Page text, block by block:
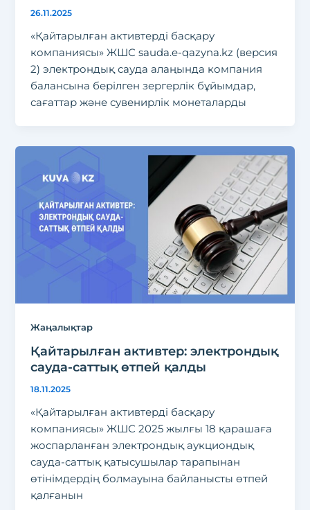
26.11.2025
«Қайтарылған активтерді басқару
компаниясы» ЖШС sauda.e-qazyna.kz (версия
2) электрондық сауда алаңында компания
балансына берілген зергерлік бұйымдар,
сағаттар және сувенирлік монеталарды
Жаңалықтар
Қайтарылған активтер: электрондық
сауда-саттық өтпей қалды
18.11.2025
«Қайтарылған активтерді басқару
компаниясы» ЖШС 2025 жылғы 18 қарашаға
жоспарланған электрондық аукциондық
сауда-саттық қатысушылар тарапынан
өтінімдердің болмауына байланысты өтпей
қалғанын